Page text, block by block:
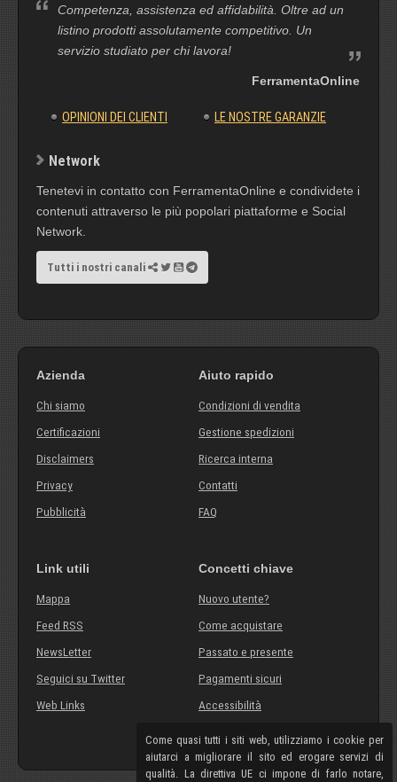
Come quasi tutti i siti web, utilizziamo i cookie per
aiutarci a migliorare il sito ed erogare servizi di
qualità. La direttiva UE ci impone di farlo notare,
Competenza, assistenza ed affidabilità. Oltre ad un
listino prodotti assolutamente competitivo. Un
servizio studiato per chi lavora!
FerramentaOnline
OPINIONI DEI CLIENTI LE NOSTRE GARANZIE
Network
Tenetevi in contatto con FerramentaOnline e condividete i
contenuti attraverso le più popolari piattaforme e Social
Network.
Tutti i nostri canali
Azienda
Chi siamo
Certificazioni
Disclaimers
Privacy
Pubblicità
Aiuto rapido
Condizioni di vendita
Gestione spedizioni
Ricerca interna
Contatti
FAQ
Link utili
Mappa
Feed RSS
NewsLetter
Seguici su Twitter
Web Links
Concetti chiave
Nuovo utente?
Come acquistare
Passato e presente
Pagamenti sicuri
Accessibilità